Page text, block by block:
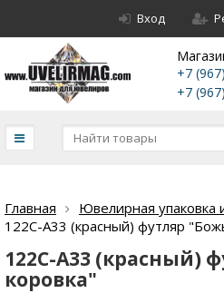
Вход
+7 (967)
+7 (967)
Главная Ювелирная упаковка
122С-А33 (красный) футляр
122С-А33 (красный)
коровка"